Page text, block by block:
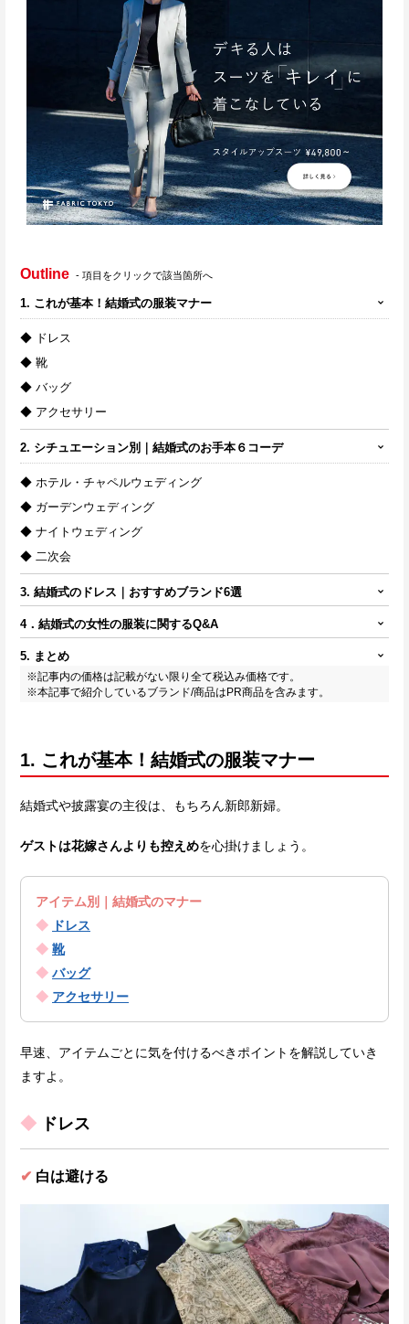
Outline - 項目をクリックで該当箇所へ
1. これが基本！結婚式の服装マナー
◆ ドレス
◆ 靴
◆ バッグ
◆ アクセサリー
2. シチュエーション別｜結婚式のお手本６コーデ
◆ ホテル・チャペルウェディング
◆ ガーデンウェディング
◆ ナイトウェディング
◆ 二次会
3. 結婚式のドレス｜おすすめブランド6選
4．結婚式の女性の服装に関するQ&A
5. まとめ
※記事内の価格は記載がない限り全て税込み価格です。
※本記事で紹介しているブランド/商品はPR商品を含みます。
1. これが基本！結婚式の服装マナー
結婚式や披露宴の主役は、もちろん新郎新婦。
ゲストは花嫁さんよりも控えめを心掛けましょう。
アイテム別｜結婚式のマナー
◆ ドレス
◆ 靴
◆ バッグ
◆ アクセサリー
早速、アイテムごとに気を付けるべきポイントを解説していき
ますよ。
◆ ドレス
✔ 白は避ける